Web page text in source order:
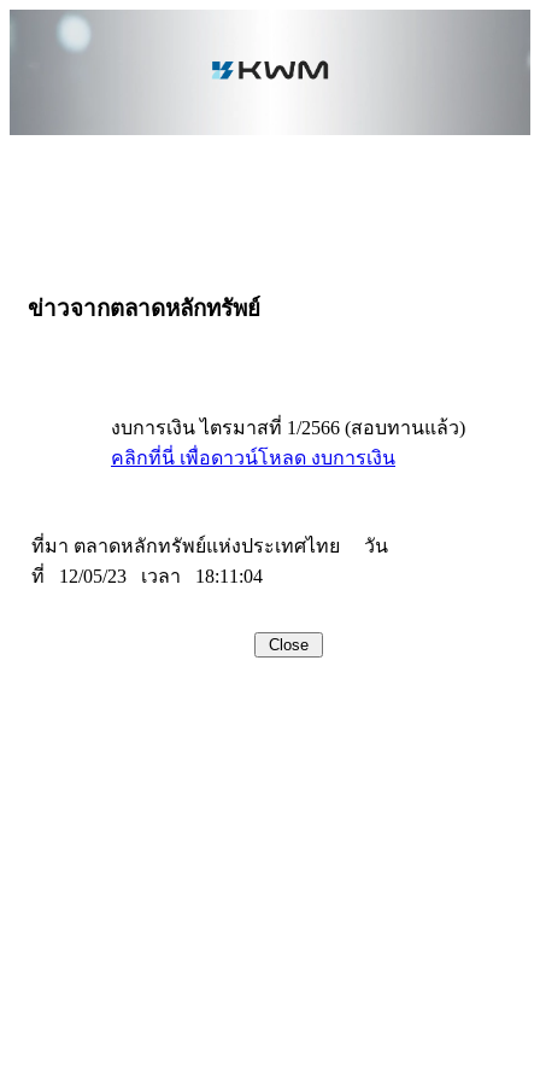
ข่าวจากตลาดหลักทรัพย์
งบการเงิน ไตรมาสที่ 1/2566 (สอบทานแล้ว)
คลิกที่นี่ เพื่อดาวน์โหลด งบการเงิน
ที่มา ตลาดหลักทรัพย์แห่งประเทศไทย วัน
ที่ 12/05/23 เวลา 18:11:04